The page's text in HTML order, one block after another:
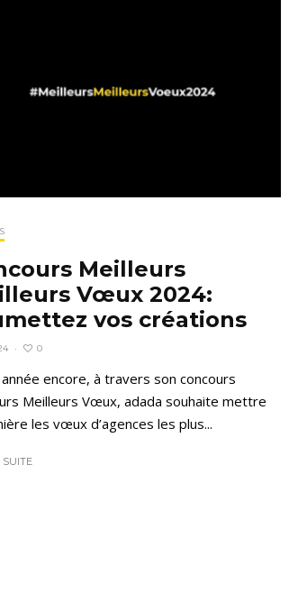
Meilleurs
Vœux 2024:
vos créations
· 0
encore, à travers son concours
Meilleurs Vœux, adada souhaite mettre
les vœux d’agences les plus...
SUITE